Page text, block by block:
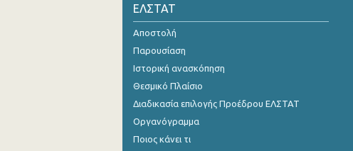
ΕΛΣΤΑΤ
Αποστολή
Παρουσίαση
Ιστορική ανασκόπηση
Θεσμικό Πλαίσιο
Διαδικασία επιλογής Προέδρου ΕΛΣΤΑΤ
Οργανόγραμμα
Ποιος κάνει τι